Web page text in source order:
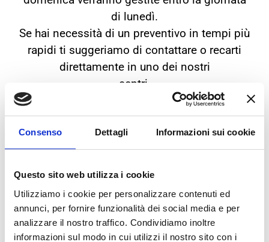
Consenso Dettagli Informazioni sui cookie
Questo sito web utilizza i cookie
Utilizziamo i cookie per personalizzare contenuti ed
annunci, per fornire funzionalità dei social media e per
analizzare il nostro traffico. Condividiamo inoltre
informazioni sul modo in cui utilizzi il nostro sito con i
di lunedì.
Se hai necessità di un preventivo in tempi più
rapidi ti suggeriamo di contattare o recarti
direttamente in uno dei nostri
centri.
Nota bene: In caso di mancata ricezione del
preventivo entro 24 ore ti invitiamo a
controllare la casella “Spam” o contattare
Nel frattempo il Team di Bologna
Gomme ti da un caloroso
benvenuto!